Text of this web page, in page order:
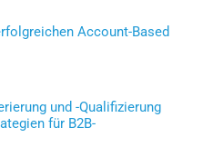
Account-Based
und -Qualifizierung
für B2B-